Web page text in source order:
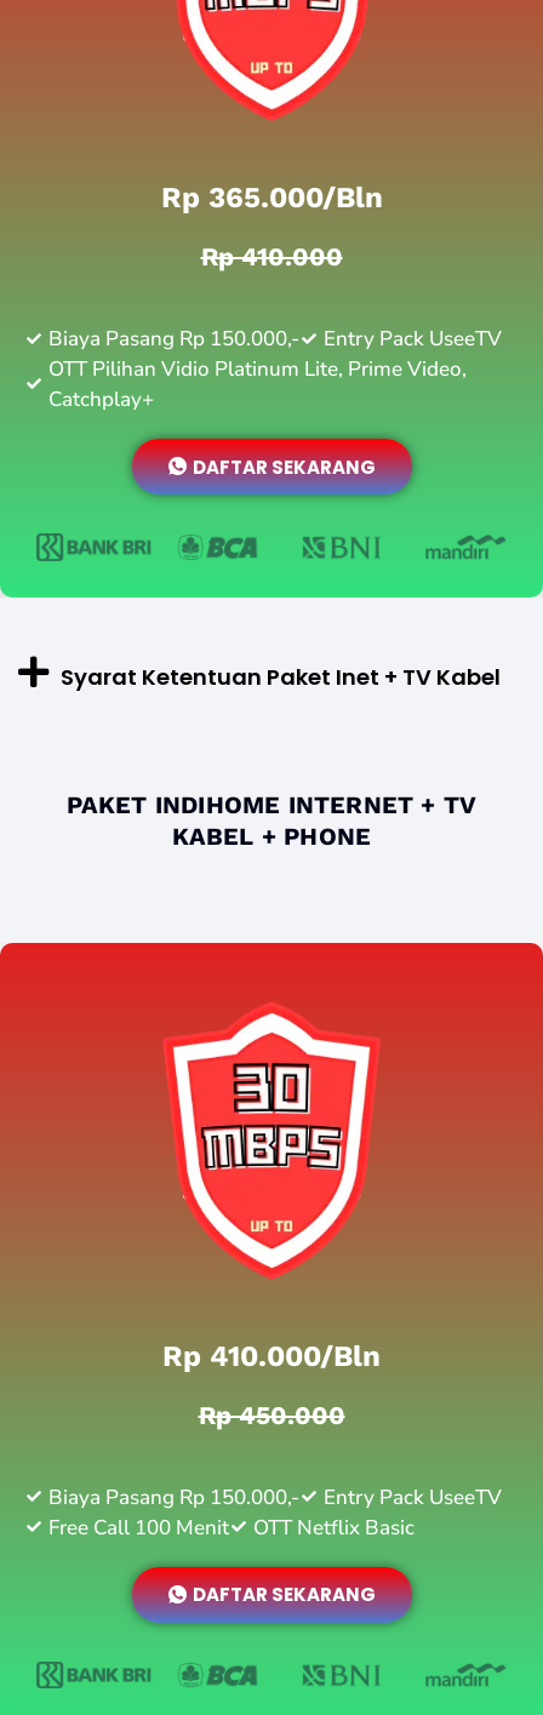
Rp 365.000/bln
Rp 410.000
Biaya Pasang Rp 150.000,-
Entry Pack UseeTV
OTT Pilihan Vidio Platinum Lite, Prime Video,
Catchplay+
DAFTAR SEKARANG
Syarat Ketentuan Paket Inet + TV Kabel
PAKET INDIHOME INTERNET + TV
KABEL + PHONE
Rp 410.000/bln
Rp 450.000
Biaya Pasang Rp 150.000,-
Entry Pack UseeTV
Free Call 100 Menit
OTT Netflix Basic
DAFTAR SEKARANG